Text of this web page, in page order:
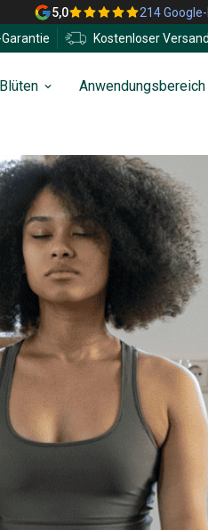
5,0 214
Kostenloser Versand
Anwendungsbereich